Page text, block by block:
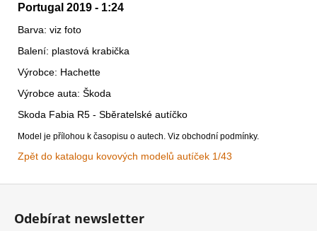
Portugal 2019 - 1:24
Barva: viz foto
Balení: plastová krabička
Výrobce: Hachette
Výrobce auta: Škoda
Skoda Fabia R5 - Sběratelské autíčko
Model je přílohou k časopisu o autech. Viz obchodní podmínky.
Zpět do katalogu kovových modelů autíček 1/43
FOUNDING
FORAY
3
999
Kč
Z
Odebírat newsletter